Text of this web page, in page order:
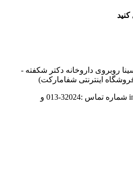
روبروی داروخانه دکتر شکفته -
اینترنتی شفامارکت)